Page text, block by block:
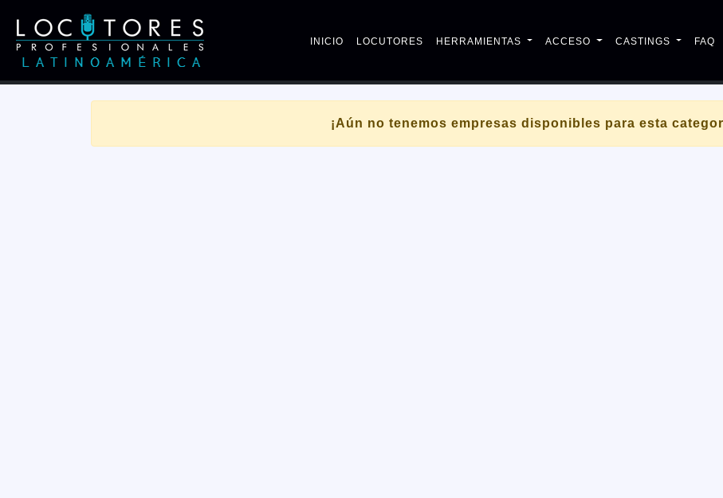
INICIO LOCUTORES HERRAMIENTAS ACCESO CASTINGS FAQ
¡Aún no tenemos empresas disponibles para esta